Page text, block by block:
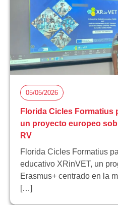
05/05/2026
Florida Cicles Formatius
un proyecto europeo
RV
Florida Cicles Formatius
educativo XRinVET, un
Erasmus+ centrado en la
[…]